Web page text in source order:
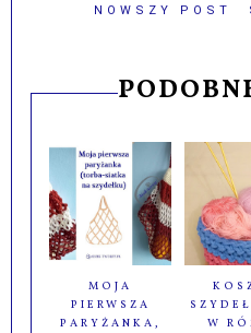
NOWSZY POST
MOJA
PIERWSZA
PARYŻANKA,
W